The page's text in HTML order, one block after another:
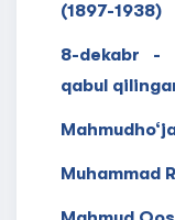
(1897-1938)
8-dekabr -
qabul
Muhammad